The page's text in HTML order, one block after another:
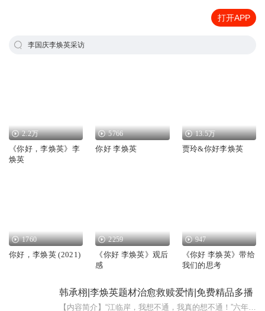
打开APP
李国庆李焕英采访
2.2万
《你好，李焕英》李
焕英
5766
你好 李焕英
13.5万
贾玲&你好李焕英
1760
你好，李焕英 (2021)
2259
《你好 李焕英》观后
感
947
《你好 李焕英》带给
我们的思考
韩承栩|李焕英题材治愈救赎爱情|免费精品多播